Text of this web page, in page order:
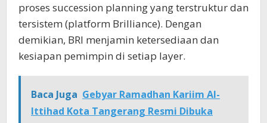
proses succession planning yang terstruktur dan
tersistem (platform Brilliance). Dengan
demikian, BRI menjamin ketersediaan dan
kesiapan pemimpin di setiap layer.
Baca Juga Gebyar Ramadhan Kariim Al-
Ittihad Kota Tangerang Resmi Dibuka